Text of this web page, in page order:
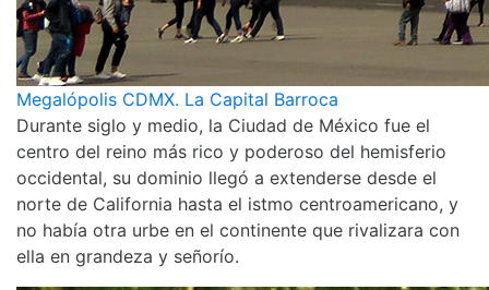
Megalópolis CDMX. La Capital Barroca
Durante siglo y medio, la Ciudad de México fue el
centro del reino más rico y poderoso del hemisferio
occidental, su dominio llegó a extenderse desde el
norte de California hasta el istmo centroamericano, y
no había otra urbe en el continente que rivalizara con
ella en grandeza y señorío.